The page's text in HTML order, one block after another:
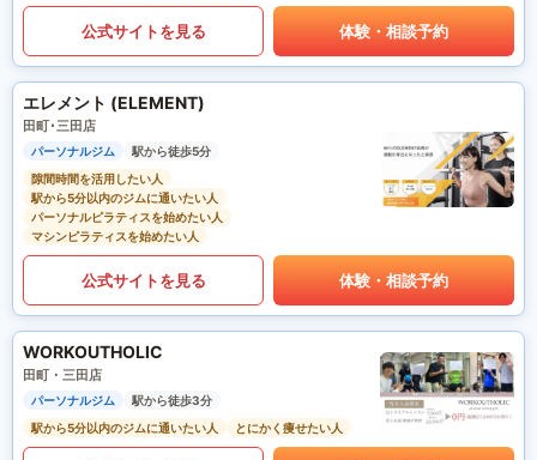
公式サイトを見る 体験・相談予約
エレメント (ELEMENT)
田町･三田店
パーソナルジム
駅から徒歩5分
隙間時間を活用したい人
駅から5分以内のジムに通いたい人
パーソナルピラティスを始めたい人
マシンピラティスを始めたい人
公式サイトを見る 体験・相談予約
WORKOUTHOLIC
田町・三田店
パーソナルジム
駅から徒歩3分
駅から5分以内のジムに通いたい人
とにかく痩せたい人